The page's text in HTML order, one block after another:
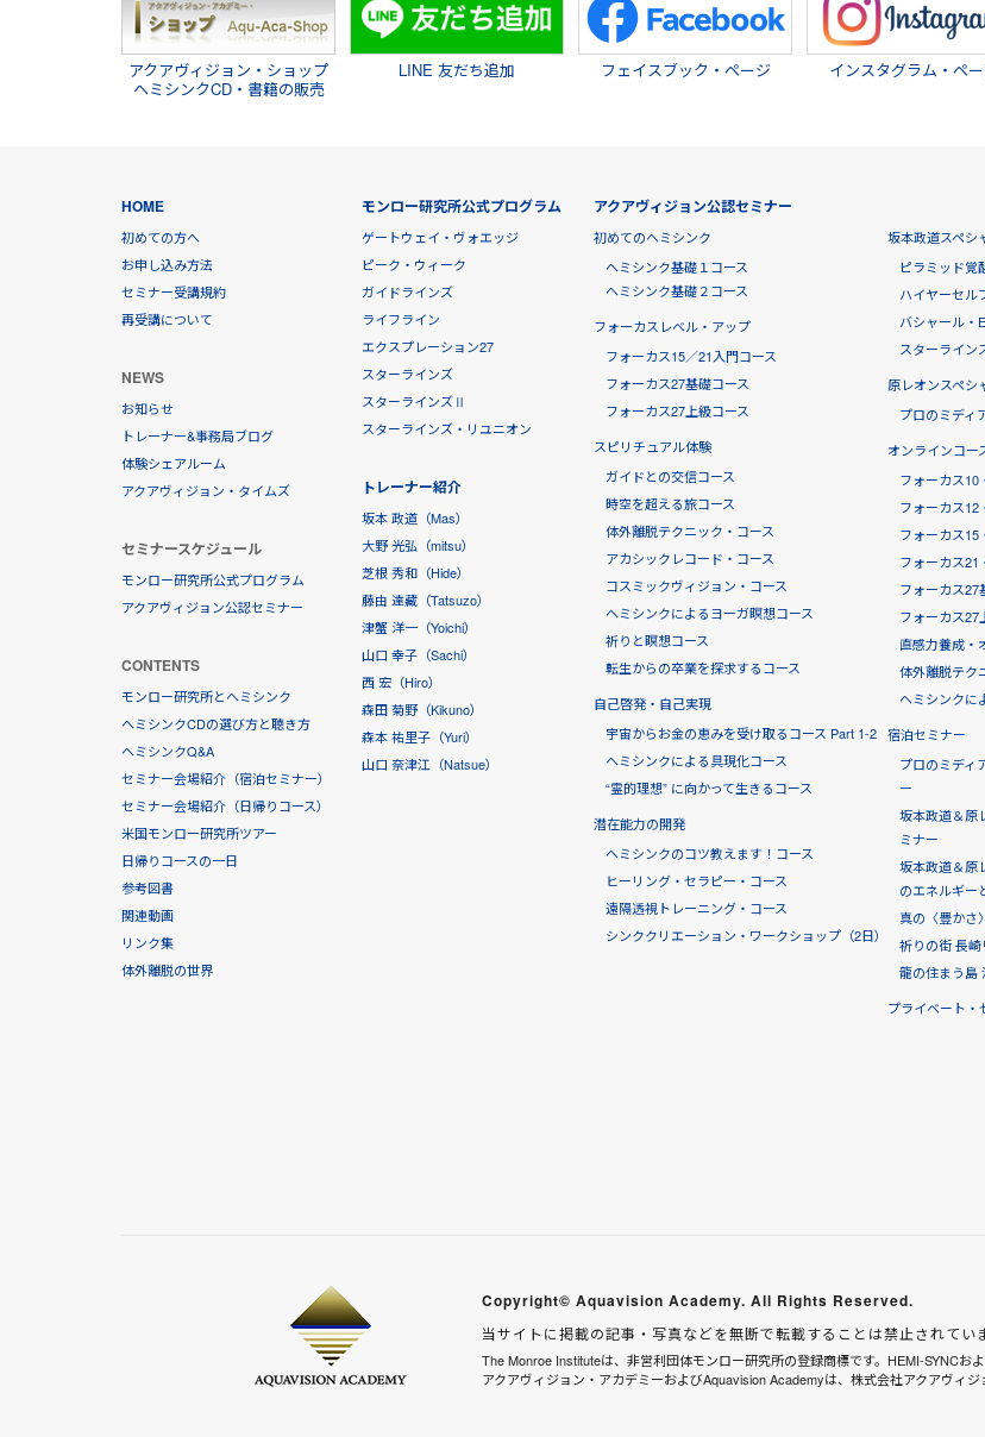
アクアヴィジョン・ショップ
ヘミシンクCD・書籍の販売
LINE 友だち追加 フェイスブック・ページ インスタグラム・ペ
HOME
初めての方へ
お申し込み方法
セミナー受講規約
再受講について
NEWS
お知らせ
トレーナー&事務局ブログ
体験シェアルーム
アクアヴィジョン・タイムズ
セミナースケジュール
モンロー研究所公式プログラム
アクアヴィジョン公認セミナー
CONTENTS
モンロー研究所とヘミシンク
ヘミシンクCDの選び方と聴き方
ヘミシンクQ&A
セミナー会場紹介（宿泊セミナー）
セミナー会場紹介（日帰りコース）
米国モンロー研究所ツアー
日帰りコースの一日
参考図書
関連動画
リンク集
体外離脱の世界
モンロー研究所公式プログラム
ゲートウェイ・ヴォエッジ
ピーク・ウィーク
ガイドラインズ
ライフライン
エクスプレーション27
スターラインズ
スターラインズⅡ
スターラインズ・リユニオン
トレーナー紹介
坂本 政道（Mas）
大野 光弘（mitsu）
芝根 秀和（Hide）
藤由 達藏（Tatsuzo）
津蟹 洋一（Yoichi）
山口 幸子（Sachi）
西 宏（Hiro）
森田 菊野（Kikuno）
森本 祐里子（Yuri）
山口 奈津江（Natsue）
アクアヴィジョン公認セミナー
初めてのヘミシンク
ヘミシンク基礎１コース
ヘミシンク基礎２コース
フォーカスレベル・アップ
フォーカス15／21入門コース
フォーカス27基礎コース
フォーカス27上級コース
スピリチュアル体験
ガイドとの交信コース
時空を超える旅コース
体外離脱テクニック・コース
アカシックレコード・コース
コスミックヴィジョン・コース
ヘミシンクによるヨーガ瞑想コース
祈りと瞑想コース
転生からの卒業を探求するコース
自己啓発・自己実現
宇宙からお金の恵みを受け取るコース Part 1-2
ヘミシンクによる具現化コース
“霊的理想” に向かって生きるコース
潜在能力の開発
ヘミシンクのコツ教えます！コース
ヒーリング・セラピー・コース
遠隔透視トレーニング・コース
シンククリエーション・ワークショップ（2日）
坂本政道スペシ
ピラミッド覚
ハイヤーセル
バシャール・
スターライン
原レオンスペシ
プロのミディ
オンラインコー
フォーカス10
フォーカス12
フォーカス15
フォーカス21
フォーカス27
フォーカス27
直感力養成・
体外離脱テク
ヘミシンクに
宿泊セミナー
プロのミディ
ー
坂本政道＆原
ミナー
坂本政道＆原
のエネルギー
真の〈豊かさ
祈りの街 長
龍の住まう島
プライベート・
Copyright© Aquavision Academy. All Rights Reserved.
当サイトに掲載の記事・写真などを無断で転載することは禁止されてい
The Monroe Instituteは、非営利団体モンロー研究所の登録商標です。HEMI-SYNCお
アクアヴィジョン・アカデミーおよびAquavision Academyは、株式会社アクアヴィジ